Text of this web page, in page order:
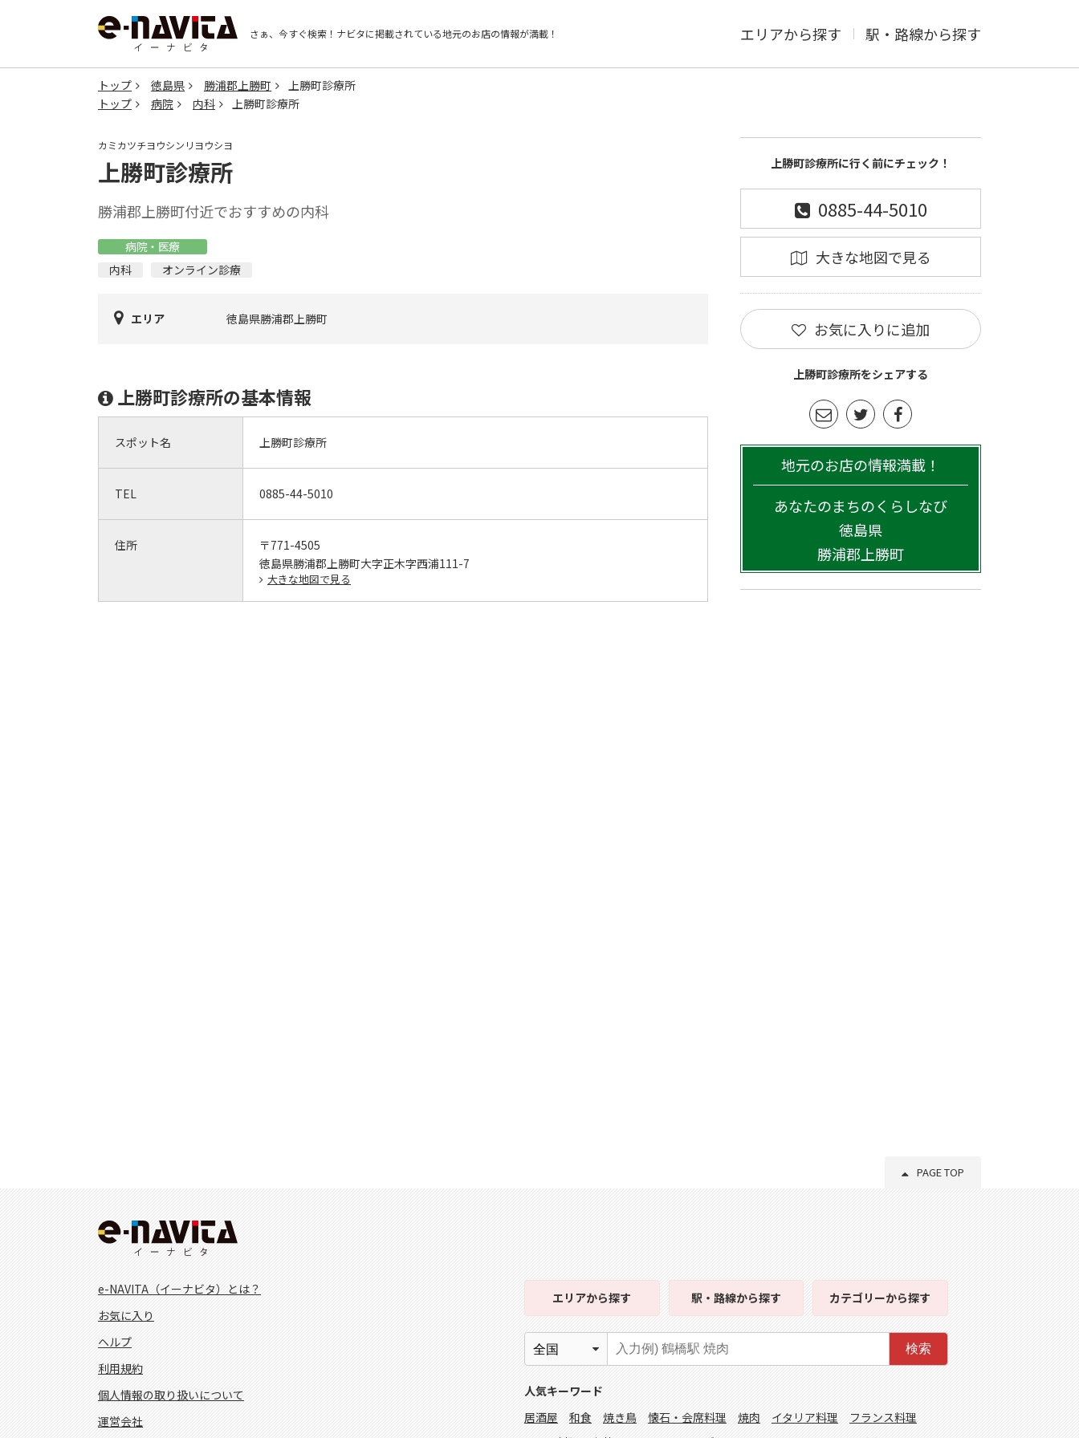
さぁ、今すぐ検索！ ナビタに掲載されている地元のお店の情報が満載！ エリアから探す 駅・路線から探す
トップ 徳島県 勝浦郡上勝町
上勝町診療所
トップ
病院 内科 上勝町診療所
カミカツチヨウシンリヨウシヨ
上勝町診療所
勝浦郡上勝町付近でおすすめの内科
病院・医療
内科
オンライン診療
エリア 徳島県勝浦郡上勝町
上勝町診療所の基本情報
スポット名 上勝町診療所
TEL 0885-44-5010
住所
〒771-4505
徳島県勝浦郡上勝町大字正木字西浦111-7
大きな地図で見る
上勝町診療所に行く前にチェック！
0885-44-5010
大きな地図で見る
お気に入りに追加
上勝町診療所をシェアする
地元のお店の情報満載！
あなたのまちのくらしなび
徳島県
勝浦郡上勝町
PAGE TOP
e-NAVITA（イーナビタ）とは？
お気に入り
ヘルプ
利用規約
個人情報の取り扱いについて
運営会社
エリアから探す 駅・路線から探す カテゴリーから探す
検索
人気キーワード
居酒屋
和食 焼き鳥 懐石・会席料理 焼肉 イタリア料理
フランス料理